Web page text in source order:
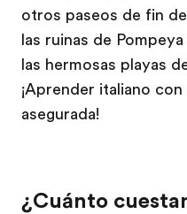
otros paseos de fin
las ruinas de
las hermosas playas
¡Aprender italiano
asegurada!
¿Cuánto